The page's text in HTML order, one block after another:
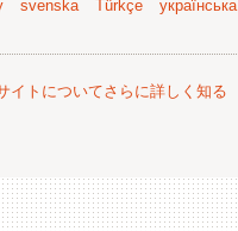
svenska Türkçe
українська
イトについてさらに詳しく知る